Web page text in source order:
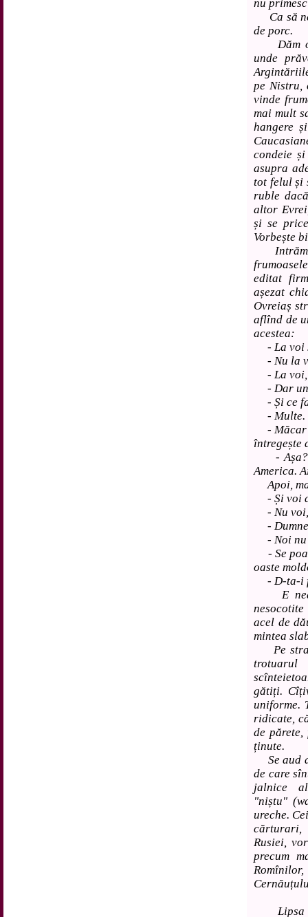
nu
Ca să
de porc.
Dăm o
unde
pe Nistru,
vinde
mai mult
hangere
condeie
asupra
tot felul și
ruble
altor
și se
Vorbește
Intrăm
editat
așezat
Ovreiaș
aflînd de
acestea:
- La voi
- Nu la
- La voi,
- Dar
- Și ce
- Multe.
- Măcar
întregește
- Așa?
America.
Apoi,
- Și voi
- Nu voi,
-
- Noi nu
- Se
oaste
- D-ta-i
E
acel de
mintea
Pe
trotuarul
gătiți.
uniforme.
ridicate,
de
ținute.
Se aud
de care
jalnice
"niștu"
ureche.
cărturari,
Rusiei,
precum
Lipsa